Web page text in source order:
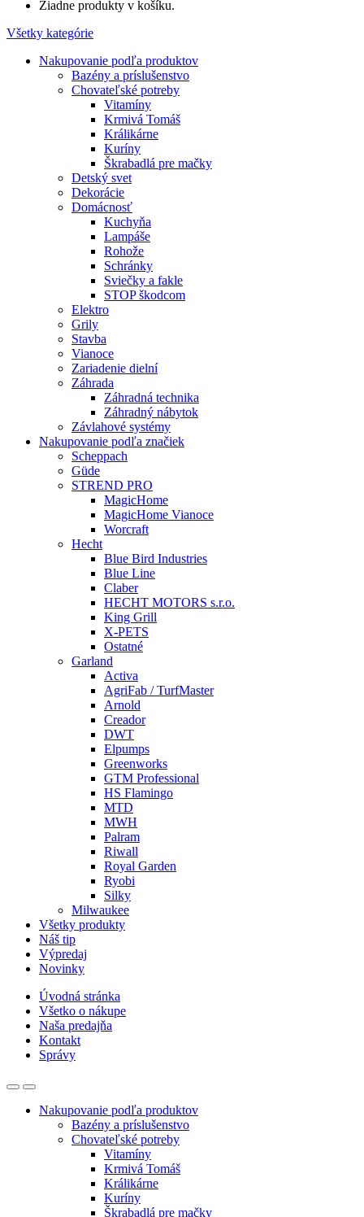
Žiadne produkty v košíku.
Všetky kategórie
Nakupovanie podľa produktov
Bazény a príslušenstvo
Chovateľské potreby
Vitamíny
Krmivá Tomáš
Králikárne
Kuríny
Škrabadlá pre mačky
Detský svet
Dekorácie
Domácnosť
Kuchyňa
Lampáše
Rohože
Schránky
Sviečky a fakle
STOP škodcom
Elektro
Grily
Stavba
Vianoce
Zariadenie dielní
Záhrada
Záhradná technika
Záhradný nábytok
Závlahové systémy
Nakupovanie podľa značiek
Scheppach
Güde
STREND PRO
MagicHome
MagicHome Vianoce
Worcraft
Hecht
Blue Bird Industries
Blue Line
Claber
HECHT MOTORS s.r.o.
King Grill
X-PETS
Ostatné
Garland
Activa
AgriFab / TurfMaster
Arnold
Creador
DWT
Elpumps
Greenworks
GTM Professional
HS Flamingo
MTD
MWH
Palram
Riwall
Royal Garden
Ryobi
Silky
Milwaukee
Všetky produkty
Náš tip
Výpredaj
Novinky
Úvodná stránka
Všetko o nákupe
Naša predajňa
Kontakt
Správy
Nakupovanie podľa produktov
Bazény a príslušenstvo
Chovateľské potreby
Vitamíny
Krmivá Tomáš
Králikárne
Kuríny
Škrabadlá pre mačky